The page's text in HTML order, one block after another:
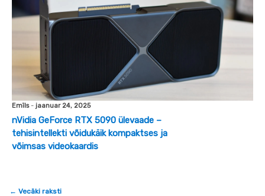
Emīls- jaanuar 24, 2025
nVidia GeForce RTX 5090 ülevaade –
tehisintellekti võidukäik kompaktses ja
võimsas videokaardis
Post
← Vecāki raksti